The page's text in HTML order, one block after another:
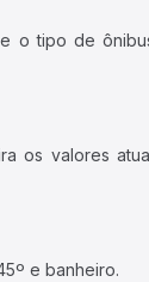
tipo de
os valores
e banheiro.